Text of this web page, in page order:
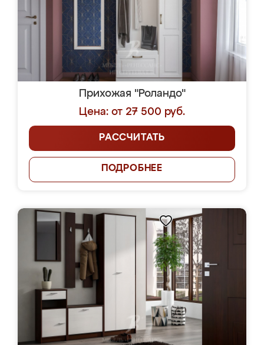
Прихожая "Роландо"
Цена: от 27 500 руб.
РАССЧИТАТЬ
ПОДРОБНЕЕ